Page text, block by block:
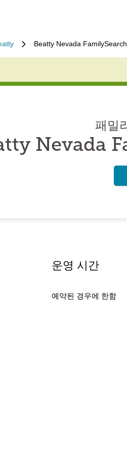
Beatty Nevada
패밀
Nevada
운영 시간
예약된 경우에 한함